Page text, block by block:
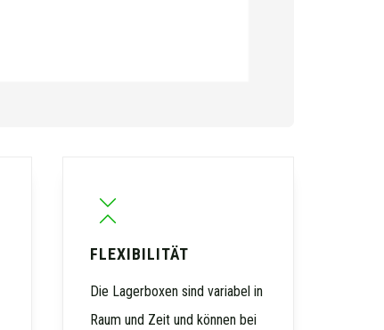
FLEXIBILITÄT
Die Lagerboxen sind variabel in
Raum und Zeit und können bei